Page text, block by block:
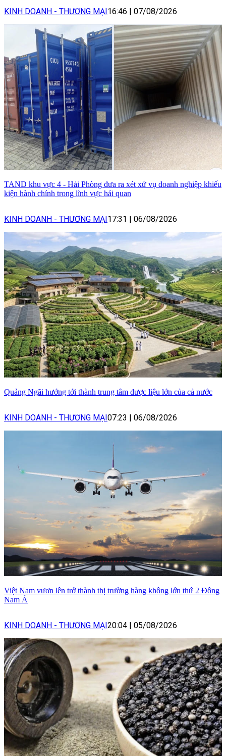
KINH DOANH - THƯƠNG MẠI 16:46 07/08/2026
TAND khu vực 4 - Hải Phòng đưa ra xét xử vụ doanh nghiệp khiếu
kiện hành chính trong lĩnh vực hải quan
KINH DOANH - THƯƠNG MẠI 17:31 06/08/2026
Quảng Ngãi hướng tới thành trung tâm dược liệu lớn của cả nước
KINH DOANH - THƯƠNG MẠI 07:23 06/08/2026
Việt Nam vươn lên trở thành thị trường hàng không lớn thứ 2 Đông
Nam Á
KINH DOANH - THƯƠNG MẠI 20:04 05/08/2026